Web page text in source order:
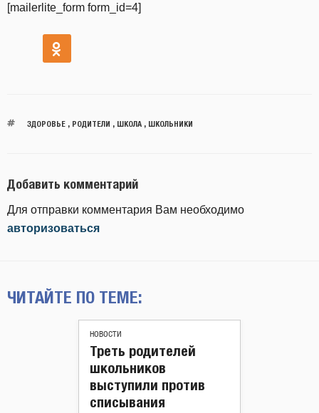
[mailerlite_form form_id=4]
ЗДОРОВЬЕ, РОДИТЕЛИ , ШКОЛА, ШКОЛЬНИКИ
Добавить комментарий
Для отправки комментария Вам необходимо
авторизоваться
ЧИТАЙТЕ ПО ТЕМЕ:
НОВОСТИ
Треть родителей
школьников
выступили против
списывания